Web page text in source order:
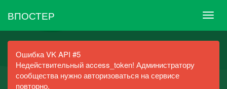
ВПОСТЕР
Ошибка VK API #5
Недействительный access_token! Администратору
сообщества нужно авторизоваться на сервисе
повторно.